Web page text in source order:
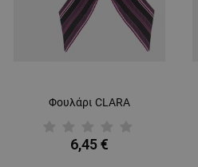
Φουλάρι CLARA
6,45 €